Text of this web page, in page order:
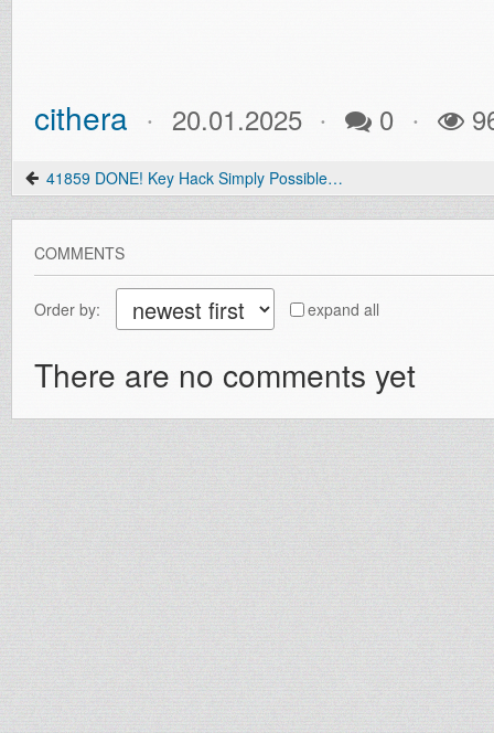
cithera 20.01.2025 0
41859 DONE! Key Hack Simply Possible * Mit Prog Für Upto 23digits Keys
COMMENTS
Order by: expand all
There are no comments yet